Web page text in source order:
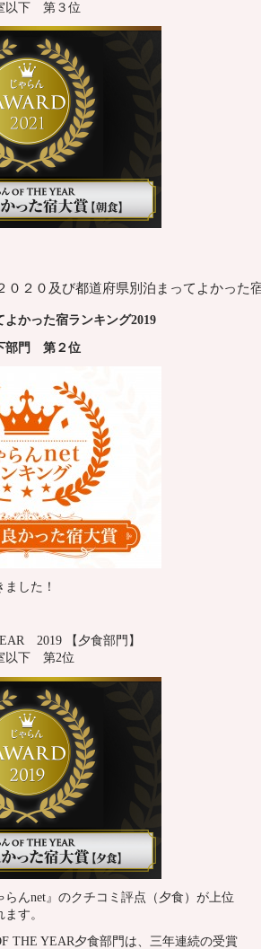
以下 第３位
０２０及び都道府県別泊まってよかった
かった宿ランキング2019
部門 第 ２位
した！
2019 【夕食部門】
以下 第2位
らんnet』のクチコミ評点（夕食）が上位
す。
THE YEAR夕食部門は、三年連続の受賞